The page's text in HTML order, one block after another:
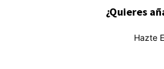
¿Quieres
Hazte